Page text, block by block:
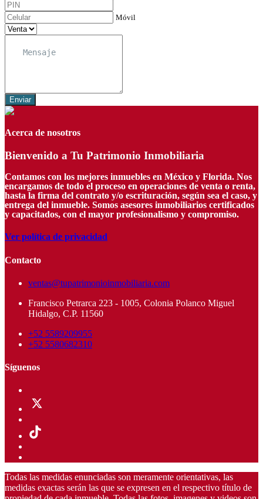
Móvil
Enviar
Acerca de nosotros
Bienvenido a Tu Patrimonio Inmobiliaria
Contamos con los mejores inmuebles en México y Florida. Nos
encargamos de todo el proceso en operaciones de venta o renta,
hasta la firma del contrato y/o escrituración, según sea el caso, y
entrega del inmueble. Somos asesores inmobiliarios certificados
y capacitados, con el mayor profesionalismo y compromiso.
Ver política de privacidad
Contacto
ventas@tupatrimonioinmobiliaria.com
Francisco Petrarca 223 - 1005, Colonia Polanco Miguel
Hidalgo, C.P. 11560
+52 5589209955
+52 5580682310
Síguenos
Todas las medidas enunciadas son meramente orientativas, las
medidas exactas serán las que se expresen en el respectivo título de